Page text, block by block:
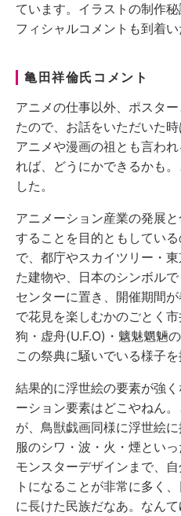
ています。イラストの制作
フィシャルコメントも到着い
亀田祥倫氏コメント
アニメの仕事以外、ポスタ
たので、お話をいただいた
アニメや漫画の祖とも言わ
れば、どうにかできるかも
した。
アニメーション産業の発展
することを目的ともしてい
で、都庁やスカイツリー・
た建物や、日本のシンボル
センターに置き、開催期間
で花見を楽しむかのごとく
狗・虚舟(U.F.O)・魑魅魍魎
この祭典に騒いでいる様子を
結果的に浮世絵の要素が強
ーション要素はどこやねん
が、鳥獣戯画同様に浮世絵
服のシワ・波・火・煙とい
モンスターデザインまで、
トになることが非常に多く
に長けた民族だなあ。なん